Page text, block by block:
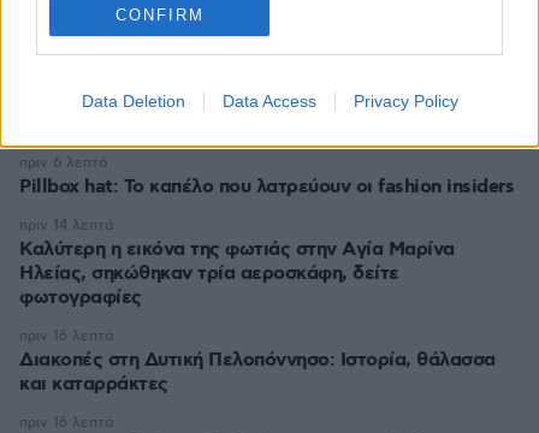
CONFIRM
Data Deletion Data Access Privacy Policy
Είναι το καλαμάκι κοτόπουλο η πιο υγιεινή επιλογή στα
σουβλατζίδικα;
Στο νοσοκομείο ο Γιώργος Παράσχος για νέα θεραπεία
Pillbox hat: Το καπέλο που λατρεύουν οι fashion insiders
πριν 6 λεπτά
Καλύτερη η εικόνα της φωτιάς στην Aγία Μαρίνα
Ηλείας, σηκώθηκαν τρία αεροσκάφη, δείτε
φωτογραφίες
πριν 14 λεπτά
Διακοπές στη Δυτική Πελοπόννησο: Ιστορία, θάλασσα
και καταρράκτες
πριν 16 λεπτά
πριν 16 λεπτά